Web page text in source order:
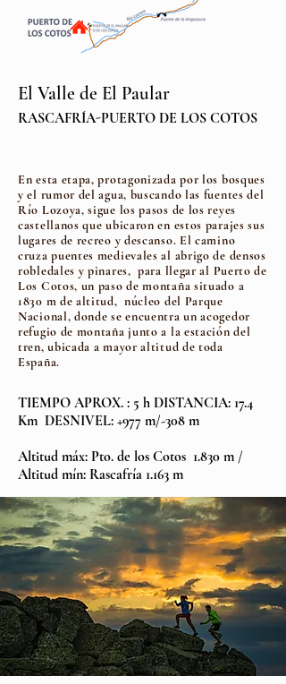
El Valle de El Paular
RASCAFRÍA-PUERTO DE LOS COTOS
En esta etapa, protagonizada por los bosques
y el rumor del agua, buscando las fuentes del
Río Lozoya, sigue los pasos de los reyes
castellanos que ubicaron en estos parajes sus
lugares de recreo y descanso. El camino
cruza puentes medievales al abrigo de densos
robledales y pinares, para llegar al Puerto de
Los Cotos, un paso de montaña situado a
1830 m de altitud, núcleo del Parque
Nacional, donde se encuentra un acogedor
refugio de montaña junto a la estación del
tren, ubicada a mayor altitud de toda
España.
TIEMPO APROX. : 5 h DISTANCIA: 17.4
Km DESNIVEL: +977 m/-308 m
Altitud máx: Pto. de los Cotos 1.830 m /
Altitud mín: Rascafría 1.163 m